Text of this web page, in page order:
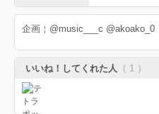
企画￤@music___c @akoako_0
いいね！してくれた人 （ 1 ）